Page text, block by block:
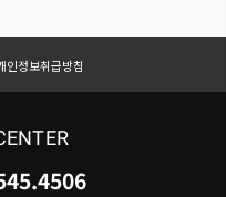
인정보취급방침